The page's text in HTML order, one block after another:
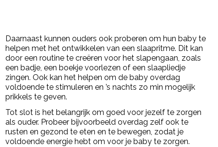
Daarnaast kunnen ouders ook proberen om hun baby te
helpen met het ontwikkelen van een slaapritme. Dit kan
door een routine te creëren voor het slapengaan, zoals
een badje, een boekje voorlezen of een slaapliedje
zingen. Ook kan het helpen om de baby overdag
voldoende te stimuleren en ’s nachts zo min mogelijk
prikkels te geven.
Tot slot is het belangrijk om goed voor jezelf te zorgen
als ouder. Probeer bijvoorbeeld overdag zelf ook te
rusten en gezond te eten en te bewegen, zodat je
voldoende energie hebt om voor je baby te zorgen.